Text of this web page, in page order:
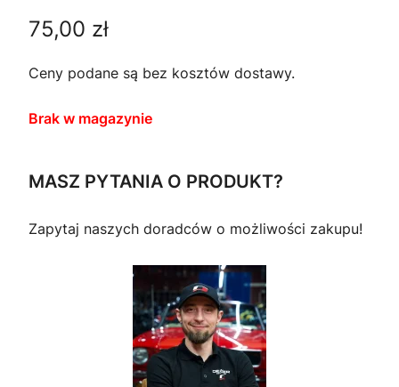
75,00 zł
Ceny podane są bez kosztów dostawy.
Brak w magazynie
MASZ PYTANIA O PRODUKT?
Zapytaj naszych doradców o możliwości zakupu!